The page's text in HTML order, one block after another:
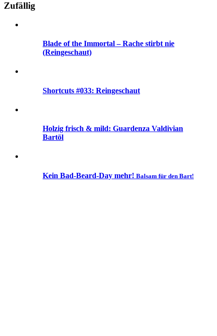
Zufällig
Blade of the Immortal – Rache stirbt nie
(Reingeschaut)
Shortcuts #033: Reingeschaut
Holzig frisch & mild: Guardenza Valdivian
Bartöl
Kein Bad-Beard-Day mehr! Balsam für den Bart!